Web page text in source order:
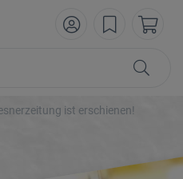
ist erschienen!